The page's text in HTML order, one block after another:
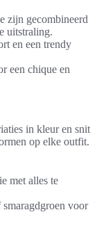
zijn gecombineerd
uitstraling.
en een trendy
een chique en
in kleur en snit
op elke outfit.
met alles te
voor